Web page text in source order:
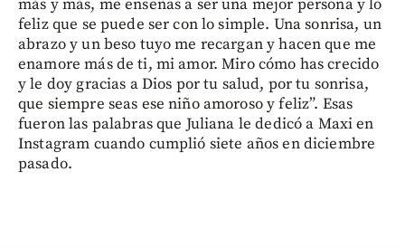
más y más, me enseñas a ser una mejor persona y lo
feliz que se puede ser con lo simple. Una sonrisa, un
abrazo y un beso tuyo me recargan y hacen que me
enamore más de ti, mi amor. Miro cómo has crecido
y le doy gracias a Dios por tu salud, por tu sonrisa,
que siempre seas ese niño amoroso y feliz”. Esas
fueron las palabras que Juliana le dedicó a Maxi en
Instagram cuando cumplió siete años en diciembre
pasado.